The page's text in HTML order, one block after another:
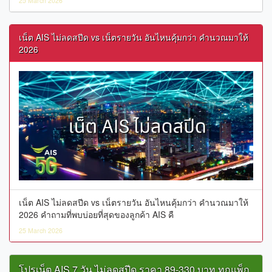
เน็ต AIS ไม่ลดสปีด vs เน็ตรายวัน อันไหนคุ้มกว่า คำนวณมาให้
2026
เน็ต AIS ไม่ลดสปีด vs เน็ตรายวัน อันไหนคุ้มกว่า คำนวณมาให้
2026 คำถามที่พบบ่อยที่สุดของลูกค้า AIS คื
25 March 2026